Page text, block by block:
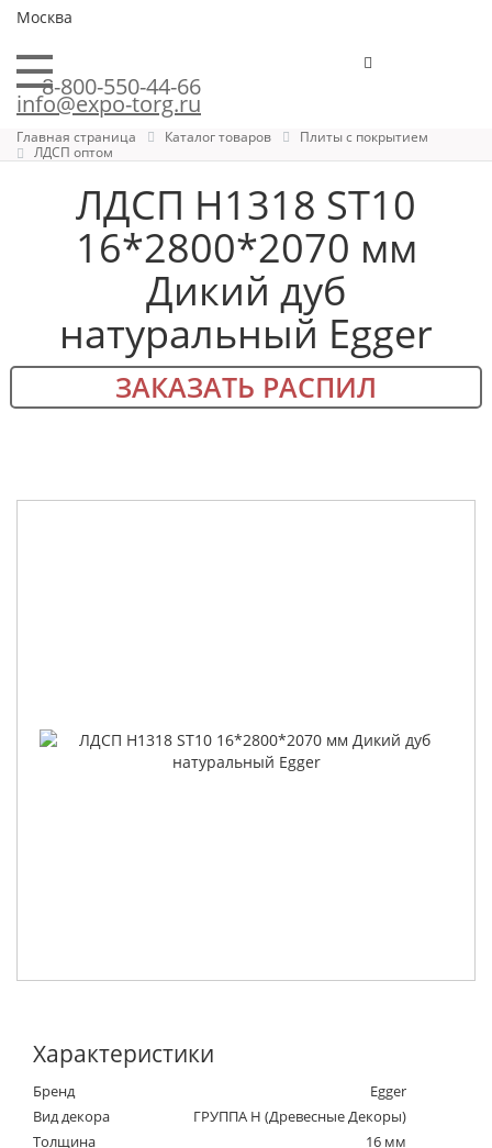
Москва
8-800-550-44-66
info@expo-torg.ru
Главная страница Каталог товаров
Плиты с покрытием
ЛДСП оптом
ЛДСП H1318 ST10
16*2800*2070 мм
Дикий дуб
натуральный Egger
ЗАКАЗАТЬ РАСПИЛ
Характеристики
Бренд
Egger
Вид декора
ГРУППА Н (Древесные Декоры)
Толщина
16 мм